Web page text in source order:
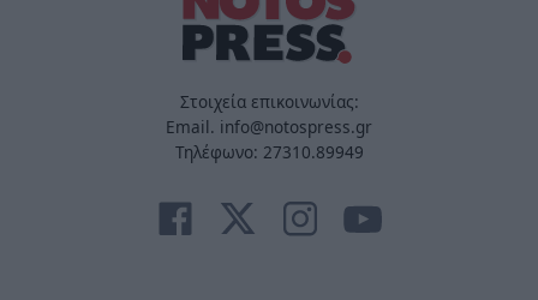
Στοιχεία επικοινωνίας:
Email. info@notospress.gr
Τηλέφωνο: 27310.89949